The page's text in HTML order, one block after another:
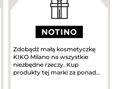
Zdobądź małą kosmetyczkę
KIKO Milano na wszystkie
niezbędne rzeczy. Kup
produkty tej marki za ponad